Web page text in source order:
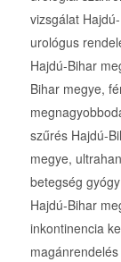
vizsgálat
urológus
Hajdú-Bihar
Bihar megye,
szűrés Hajdú-
megye,
betegség
Hajdú-Bihar
inkontinencia